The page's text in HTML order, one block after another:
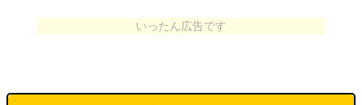
いったん広告です